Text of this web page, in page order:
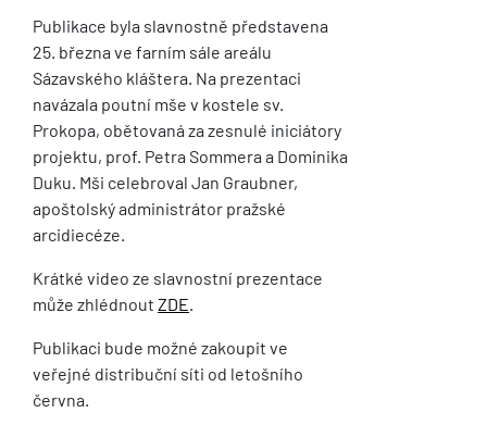
Publikace byla slavnostně představena
25. března ve farním sále areálu
Sázavského kláštera. Na prezentaci
navázala poutní mše v kostele sv.
Prokopa, obětovaná za zesnulé iniciátory
projektu, prof. Petra Sommera a Dominika
Duku. Mši celebroval Jan Graubner,
apoštolský administrátor pražské
arcidiecéze.
Krátké video ze slavnostní prezentace
může zhlédnout ZDE.
Publikaci bude možné zakoupit ve
veřejné distribuční síti od letošního
června.